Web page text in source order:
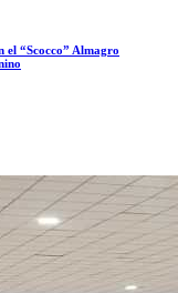
el “Scocco” Almagro